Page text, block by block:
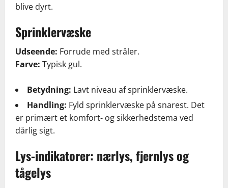
blive dyrt.
Sprinklervæske
Udseende: Forrude med stråler.
Farve: Typisk gul.
Betydning: Lavt niveau af sprinklervæske.
Handling: Fyld sprinklervæske på snarest. Det
er primært et komfort- og sikkerhedstema ved
dårlig sigt.
Lys-indikatorer: nærlys, fjernlys og
tågelys